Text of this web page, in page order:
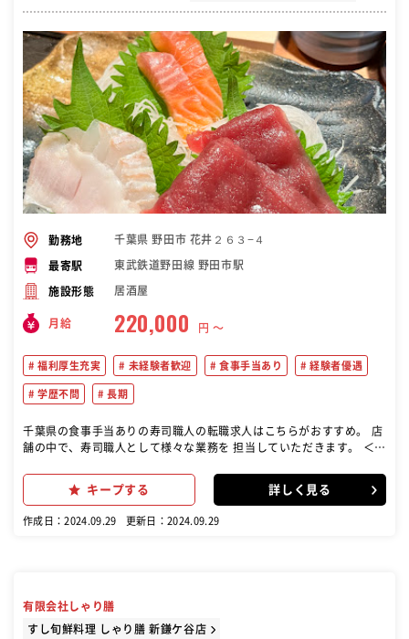
勤務地 千葉県 野田市 花井２６３−４
最寄駅 東武鉄道野田線 野田市駅
施設形態 居酒屋
月給 220,000 円 〜
福利厚生充実 未経験者歓迎 食事手当あり 経験者優遇
学歴不問 長期
千葉県の食事手当ありの寿司職人の転職求人はこちらがおすすめ。 店
舗の中で、寿司職人として様々な業務を 担当していただきます。 ＜具
務 ・盛付 ・洗い物 など
キープする 詳しく見る
作成日：2024.09.29 更新日：2024.09.29
有限会社しゃり膳
すし旬鮮料理 しゃり膳 新鎌ケ谷店